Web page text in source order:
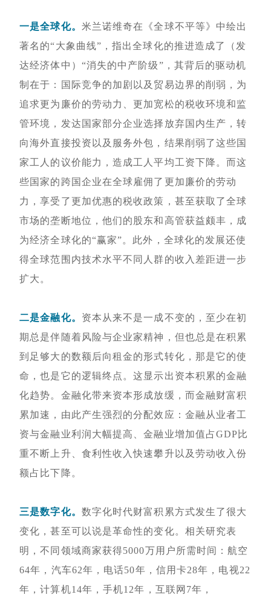
一是全球化。 米兰诺维奇在《全球不平等》中绘出
著名的“大象曲线”，指出全球化的推进造成了（发
达经济体中）“消失的中产阶级”，其背后的驱动机
制在于：国际竞争的加剧以及贸易边界的削弱，为
追求更为廉价的劳动力、更加宽松的税收环境和监
管环境，发达国家部分企业选择放弃国内生产，转
向海外直接投资以及服务外包，结果削弱了这些国
家工人的议价能力，造成工人平均工资下降。而这
些国家的跨国企业在全球雇佣了更加廉价的劳动
力，享受了更加优惠的税收政策，甚至获取了全球
市场的垄断地位，他们的股东和高管获益颇丰，成
为经济全球化的“赢家”。此外，全球化的发展还使
得全球范围内技术水平不同人群的收入差距进一步
扩大。
二是金融化。 资本从来不是一成不变的，至少在初
期总是伴随着风险与企业家精神，但也总是在积累
到足够大的数额后向租金的形式转化，那是它的使
命，也是它的逻辑终点。这显示出资本积累的金融
化趋势。金融化带来资本形成放缓，而金融财富积
累加速，由此产生强烈的分配效应：金融从业者工
资与金融业利润大幅提高、金融业增加值占GDP比
重不断上升、食利性收入快速攀升以及劳动收入份
额占比下降。
三是数字化。 数字化时代财富积累方式发生了很大
变化，甚至可以说是革命性的变化。相关研究表
明，不同领域商家获得5000万用户所需时间：航空
64年，汽车62年，电话50年，信用卡28年，电视22
年，计算机14年，手机12年，互联网7年，